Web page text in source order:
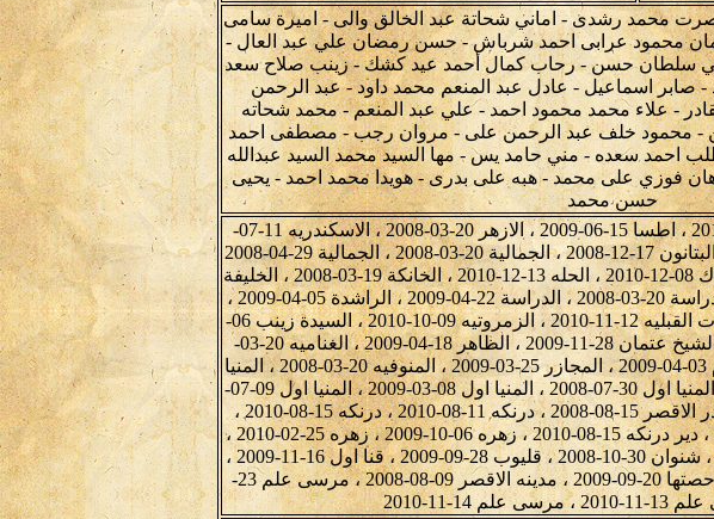
محمد رشدى - اماني شحاتة عبد الخالق والى - اميرة سامى
محمود عرابى احمد شرباش - حسن رمضان علي عبد العال -
سلطان حسن - رحاب كمال أحمد عيد كشك - زينب صلاح سعد
- صابر اسماعيل - عادل عبد المنعم محمد داود - عبد الرحمن
- علاء محمد محمود احمد - علي عبد المنعم - محمد شحاته
- محمود خلف عبد الرحمن على - مروان رجب - مصطفى احمد
احمد سعده - مني حامد يس - مها السيد محمد السيد عبدالله
فوزي على محمد - هبه على بدرى - هويدا محمد احمد - يحيى
حسن محمد
اسوان 08-03-2009 ، اسوان 25-02-2010 ، اطسا 15-06-2009 ، الازهر 20-03-2008 ، الاسكندريه 11-07-
2008 ، الاسماعيليه اول 08-03-2009 ، البتانون 17-12-2008 ، الجمالية 20-03-2008 ، الجمالية 29-04-2008
، الجمالية 01-05-2008 ، الجنينه والشباك 08-12-2010 ، الحله 13-12-2010 ، الخانكة 19-03-2008 ، الخليفة
05-03-2009 ، الخليفة 06-03-2009 ، الدراسة 20-03-2008 ، الدراسة 22-04-2009 ، الراشدة 05-04-2009 ،
الرزيقات القبليه 10-11-2009 ، الرزيقات القبليه 12-11-2010 ، الزمروتيه 09-10-2010 ، السيدة زينب 06-
07-2010 ، الشيخ شبل 24-09-2010 ، الشيخ عتمان 28-11-2009 ، الظاهر 18-04-2009 ، الغناميه 20-03-
2008 ، الفيوم ثان 21-08-2009 ، القلزم 03-04-2009 ، المجازر 25-03-2009 ، المنوفيه 20-03-2008 ، المنيا
29-01-2009 ، المنيا اول 19-03-2008 ، المنيا اول 30-07-2008 ، المنيا اول 08-03-2009 ، المنيا اول 09-07-
2010 ، باب الشعرية 09-03-2009 ، بندر الاقصر 15-08-2008 ، درنكه 11-08-2010 ، درنكه 15-08-2010 ،
دندرة 02-06-2009 ، دندرة 04-06-2009 ، دير درنكه 15-08-2010 ، زهره 06-10-2009 ، زهره 25-02-2010 ،
سيوة 14-10-2008 ، سيوة 15-10-2008 ، شنوان 30-10-2008 ، قليوب 28-09-2009 ، قنا اول 16-11-2009 ،
قنا اول 26-07-2010 ، محله مرحوم وحصتها 20-09-2009 ، مدينه الاقصر 09-08-2008 ، مرسى علم 23-